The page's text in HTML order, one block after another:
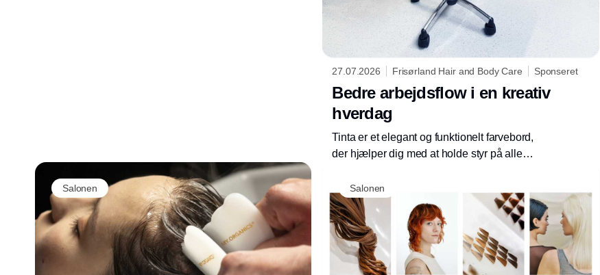
27.07.2026 Frisørland Hair and Body Care Sponseret
Bedre arbejdsflow i en kreativ
hverdag
Tinta er et elegant og funktionelt farvebord,
der hjælper dig med at holde styr på alle
opsætning, og skabe en mere ergonomisk
arbejdsdag i salonen.
Salonen Salonen